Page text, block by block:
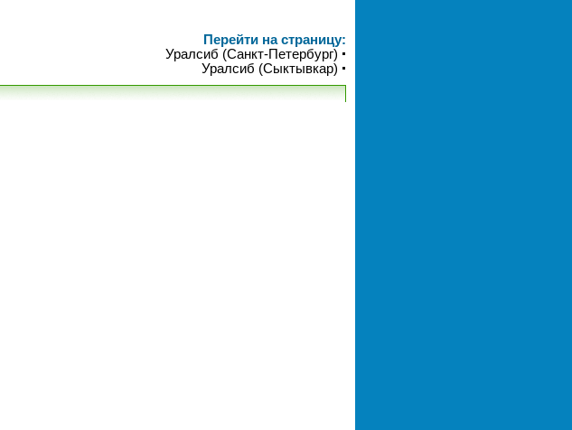
Перейти на страницу:
Уралсиб (Санкт-Петербург)
Уралсиб (Сыктывкар)